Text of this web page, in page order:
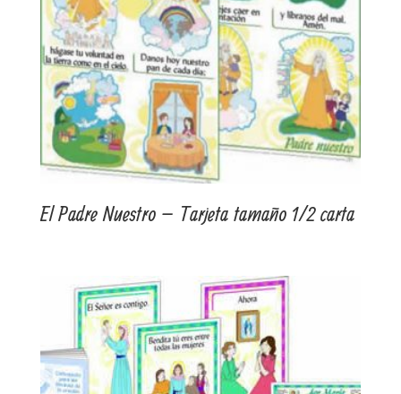
El Padre Nuestro – Tarjeta tamaño 1/2 carta